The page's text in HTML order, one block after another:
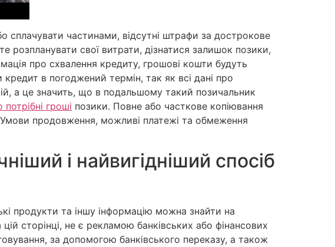
частинами, відсутні штрафи за дострокове
свої витрати, дізнатися залишок позики,
про схвалення кредиту, грошові кошти будуть
в погоджений термін, так як всі дані про
а це значить, що в подальшому такий позичальник
гроші позики. Повне або часткове копіювання
продовження, можливі платежі та обмеження
і найвигідніший спосіб
продукти та іншу інформацію можна знайти на
цій сторінці, не є рекламою банківських або фінансових
за допомогою банківського переказу, а також